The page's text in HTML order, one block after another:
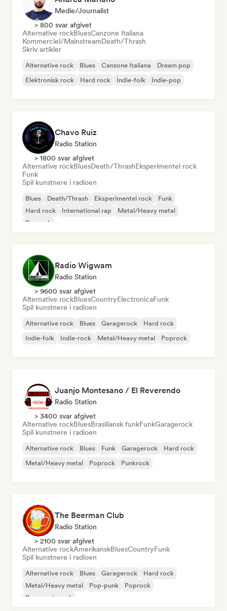
Medie/journalist
> 800 svar afgivet
Alternative rockBluesCanzone Italiana
Kommerciel/MainstreamDeath/Thrash
Skriv artikler
Alternative rock Blues Canzone Italiana
Dream pop
Elektronisk rock
Hard rock Indie-folk Indie-pop
Chavo Ruiz
Radio Station
> 1800 svar afgivet
Alternative rockBluesDeath/ThrashEksperimentel rock
Funk
Spil kunstnere i radioen
Blues Death/Thrash Eksperimentel rock
Funk
Hard rock
International rap
Metal/Heavy metal
Poprock
Radio Wigwam
Radio Station
> 9600 svar afgivet
Alternative rockBluesCountryElectronicaFunk
Spil kunstnere i radioen
Alternative rock Blues Garagerock
Hard rock
Indie-folk
Indie-rock Metal/Heavy metal Poprock
Juanjo Montesano / El Reverendo
Radio Station
> 3400 svar afgivet
Alternative rockBluesBrasiliansk funkFunkGaragerock
Spil kunstnere i radioen
Alternative rock Blues Funk Garagerock
Hard rock
Metal/Heavy metal
Poprock Punkrock
The Beerman Club
Radio Station
> 2100 svar afgivet
Alternative rockAmerikanskBluesCountryFunk
Spil kunstnere i radioen
Alternative rock Blues Garagerock
Hard rock
Metal/Heavy metal
Pop-punk
Poprock
Progressiv rock